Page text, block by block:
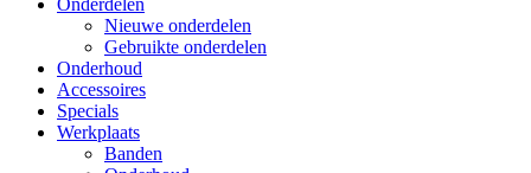
Nieuwe onderdelen
Gebruikte onderdelen
Onderhoud
Accessoires
Specials
Werkplaats
Banden